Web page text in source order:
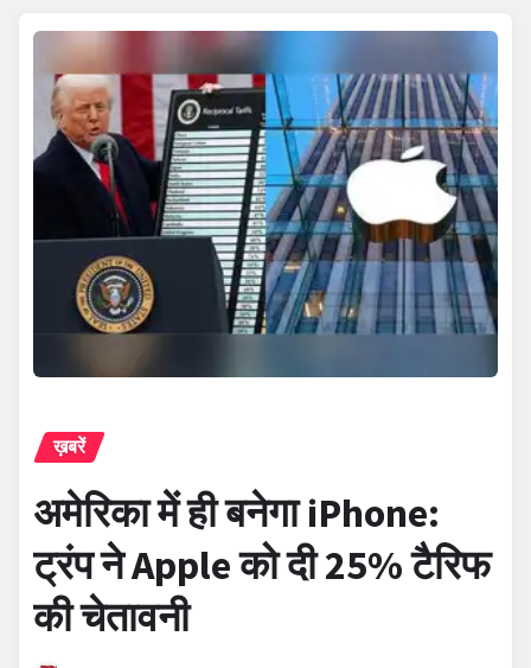
ख़बरें
अमेरिका में ही बनेगा iPhone:
ट्रंप ने Apple को दी 25% टैरिफ
की चेतावनी